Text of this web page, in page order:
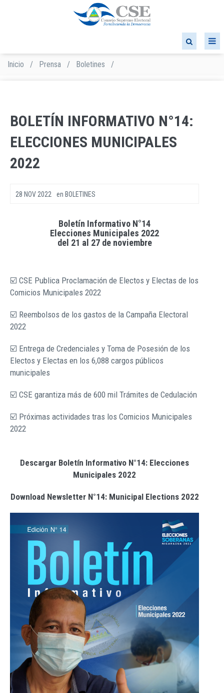
Sobrescribir
la
Inicio / Prensa / Boletines /
BOLETÍN INFORMATIVO N°14:
ELECCIONES MUNICIPALES
2022
28 NOV 2022 en BOLETINES
Boletín Informativo N°14
Elecciones Municipales 2022
del 21 al 27 de noviembre
☑️ CSE Publica Proclamación de Electos y Electas de los
Comicios Municipales 2022
☑️ Reembolsos de los gastos de la Campaña Electoral
2022
☑️ Entrega de Credenciales y Toma de Posesión de los
Electos y Electas en los 6,088 cargos públicos
municipales
☑️ CSE garantiza más de 600 mil Trámites de Cedulación
☑️ Próximas actividades tras los Comicios Municipales
2022
Descargar Boletín Informativo N°14: Elecciones
Municipales 2022
Download Newsletter N°14: Municipal Elections 2022